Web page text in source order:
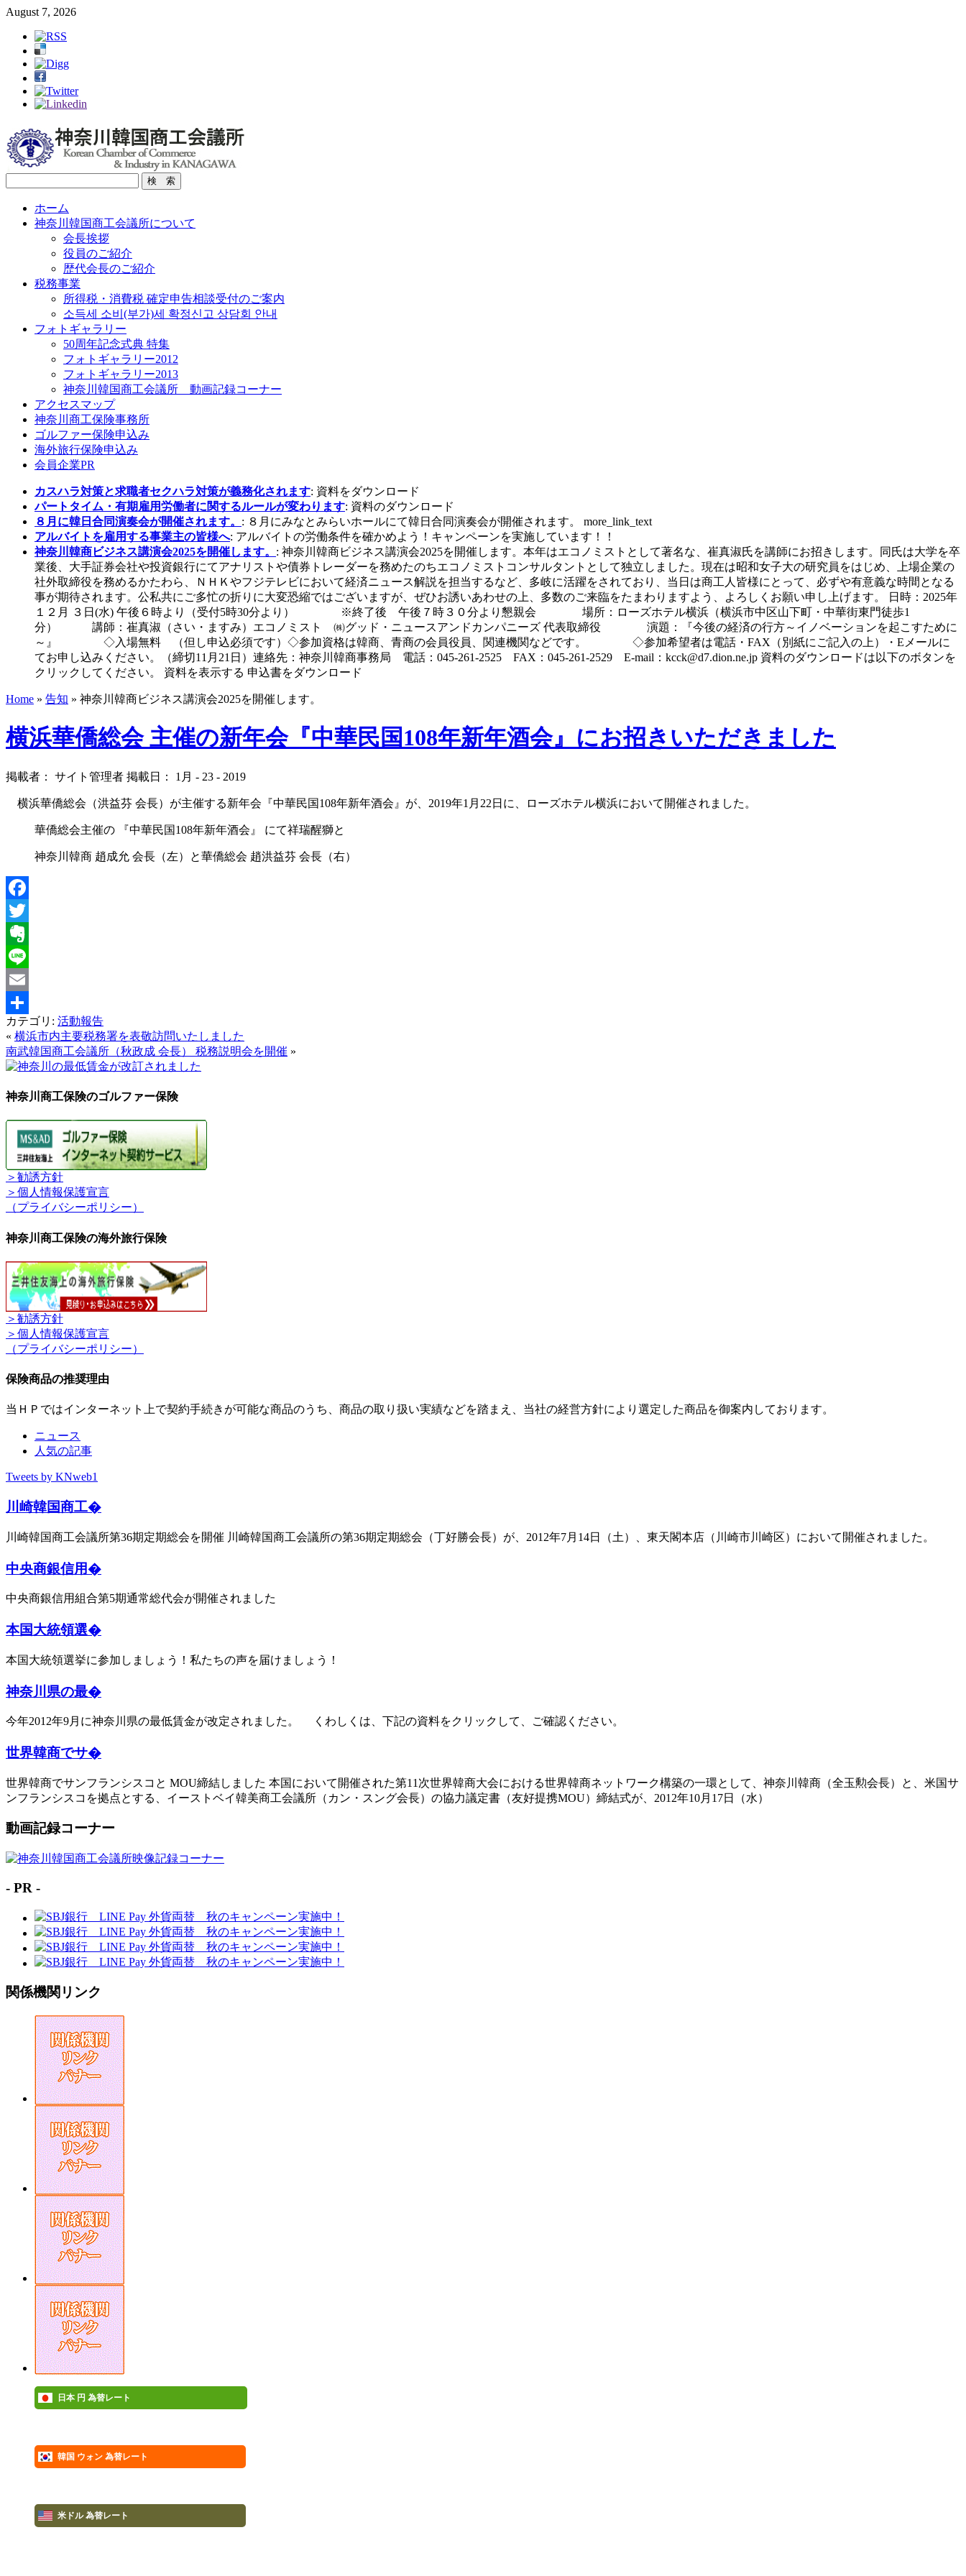
August 7, 2026
ホーム
神奈川韓国商工会議所について
会長挨拶
役員のご紹介
歴代会長のご紹介
税務事業
所得税・消費税 確定申告相談受付のご案内
소득세 소비(부가)세 확정신고 상담회 안내
フォトギャラリー
50周年記念式典 特集
フォトギャラリー2012
フォトギャラリー2013
神奈川韓国商工会議所 動画記録コーナー
アクセスマップ
神奈川商工保険事務所
ゴルファー保険申込み
海外旅行保険申込み
会員企業PR
カスハラ対策と求職者セクハラ対策が義務化されます: 資料をダウンロード
パートタイム・有期雇用労働者に関するルールが変わります: 資料のダウンロード
８月に韓日合同演奏会が開催されます。 : ８月にみなとみらいホールにて韓日合同演奏会が開催されます。 more_link_text
アルバイトを雇用する事業主の皆様へ: アルバイトの労働条件を確かめよう！キャンペーンを実施しています！！
神奈川韓商ビジネス講演会2025を開催します。 : 神奈川韓商ビジネス講演会2025を開催します。本年はエコノミストとして著名な、崔真淑氏を講師にお招きします。同氏は大学を卒
業後、大手証券会社や投資銀行にてアナリストや債券トレーダーを務めたのちエコノミストコンサルタントとして独立しました。現在は昭和女子大の研究員をはじめ、上場企業の
社外取締役を務めるかたわら、ＮＨＫやフジテレビにおいて経済ニュース解説を担当するなど、多岐に活躍をされており、当日は商工人皆様にとって、必ずや有意義な時間となる
事が期待されます。公私共にご多忙の折りに大変恐縮ではございますが、ぜひお誘いあわせの上、多数のご来臨をたまわりますよう、よろしくお願い申し上げます。 日時：2025年
１２月 ３日(水) 午後６時より（受付5時30分より） ※終了後 午後７時３０分より懇親会 場所：ローズホテル横浜（横浜市中区山下町・中華街東門徒歩1
分） 講師：崔真淑（さい・ますみ）エコノミスト ㈱グッド・ニュースアンドカンパニーズ 代表取締役 演題：『今後の経済の行方～イノベーションを起こすために
～』 ◇入場無料 （但し申込必須です）◇参加資格は韓商、青商の会員役員、関連機関などです。 ◇参加希望者は電話・FAX（別紙にご記入の上）・Eメールに
てお申し込みください。（締切11月21日）連絡先：神奈川韓商事務局 電話：045-261-2525 FAX：045-261-2529 E-mail：kcck@d7.dion.ne.jp 資料のダウンロードは以下のボタンを
クリックしてください。 資料を表示する 申込書をダウンロード
Home » 告知 » 神奈川韓商ビジネス講演会2025を開催します。
横浜華僑総会 主催の新年会『中華民国108年新年酒会』にお招きいただきました
掲載者： サイト管理者 掲載日： 1月 - 23 - 2019
横浜華僑総会（洪益芬 会長）が主催する新年会『中華民国108年新年酒会』が、2019年1月22日に、ローズホテル横浜において開催されました。
華僑総会主催の 『中華民国108年新年酒会』 にて祥瑞醒獅と
神奈川韓商 趙成允 会長（左）と華僑総会 趙洪益芬 会長（右）
Facebook
Twitter
Evernote
Line
Email
共
有
カテゴリ: 活動報告
« 横浜市内主要税務署を表敬訪問いたしました
南武韓国商工会議所（秋政成 会長） 税務説明会を開催 »
神奈川商工保険のゴルファー保険
＞勧誘方針
＞個人情報保護宣言
（プライバシーポリシー）
神奈川商工保険の海外旅行保険
＞勧誘方針
＞個人情報保護宣言
（プライバシーポリシー）
保険商品の推奨理由
当ＨＰではインターネット上で契約手続きが可能な商品のうち、商品の取り扱い実績などを踏まえ、当社の経営方針により選定した商品を御案内しております。
ニュース
人気の記事
Tweets by KNweb1
川崎韓国商工�
川崎韓国商工会議所第36期定期総会を開催 川崎韓国商工会議所の第36期定期総会（丁好勝会長）が、2012年7月14日（土）、東天閣本店（川崎市川崎区）において開催されました。
中央商銀信用�
中央商銀信用組合第5期通常総代会が開催されました
本国大統領選�
本国大統領選挙に参加しましょう！私たちの声を届けましょう！
神奈川県の最�
今年2012年9月に神奈川県の最低賃金が改定されました。 くわしくは、下記の資料をクリックして、ご確認ください。
世界韓商でサ�
世界韓商でサンフランシスコと MOU締結しました 本国において開催された第11次世界韓商大会における世界韓商ネットワーク構築の一環として、神奈川韓商（全玉勲会長）と、米国サ
ンフランシスコを拠点とする、イーストベイ韓美商工会議所（カン・スング会長）の協力議定書（友好提携MOU）締結式が、2012年10月17日（水）
動画記録コーナー
- PR -
関係機関リンク
日本 円 為替レート
韓国 ウォン 為替レート
米ドル 為替レート